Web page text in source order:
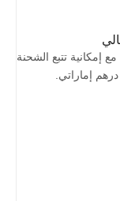
إمكانية تتبع الشحنة